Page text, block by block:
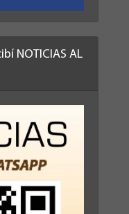
NOTICIAS AL